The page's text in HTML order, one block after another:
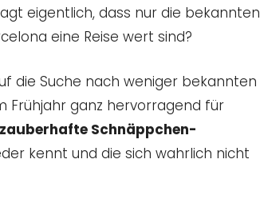
eigentlich, dass nur die bekannten
eine Reise wert sind?
die Suche nach weniger bekannten
Frühjahr ganz hervorragend für
zauberhafte Schnäppchen-
kennt und die sich wahrlich nicht